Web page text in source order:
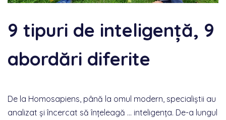
9 tipuri de inteligență, 9
abordări diferite
De la Homosapiens, până la omul modern, specialiștii au
analizat și încercat să înțeleagă … inteligența. De-a lungul